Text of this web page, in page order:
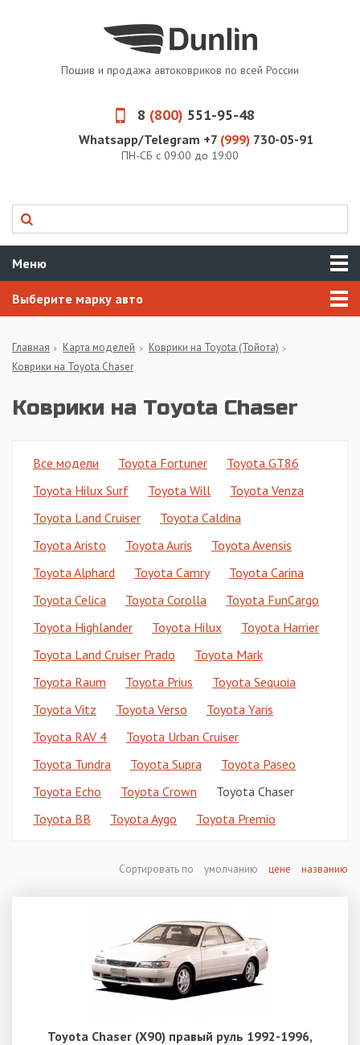
Пошив и продажа автоковриков по всей России
8 (800) 551-95-48
Whatsapp/Telegram +7 (999) 730-05-91
ПН-СБ с 09:00 до 19:00
Меню
Выберите марку авто
Главная Карта моделей
Коврики на Toyota (Тойота)
Коврики на Toyota Chaser
Коврики на Toyota Chaser
Все модели Toyota Fortuner
Toyota GT86
Toyota Hilux Surf
Toyota Will
Toyota Venza
Toyota Land Cruiser
Toyota Caldina
Toyota Aristo
Toyota Auris
Toyota Avensis
Toyota Alphard
Toyota Camry
Toyota Carina
Toyota Celica
Toyota Corolla
Toyota FunCargo
Toyota Highlander
Toyota Hilux
Toyota Harrier
Toyota Land Cruiser Prado
Toyota Mark
Toyota Raum
Toyota Prius
Toyota Sequoia
Toyota Vitz
Toyota Verso
Toyota Yaris
Toyota RAV 4
Toyota Urban Cruiser
Toyota Tundra
Toyota Supra
Toyota Paseo
Toyota Echo
Toyota Crown
Toyota Chaser
Toyota BB
Toyota Aygo Toyota Premio
Сортировать по умолчанию цене названию
Toyota Chaser (X90) правый руль 1992-1996,